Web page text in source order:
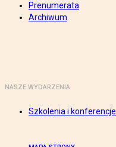
Prenumerata
Archiwum
NASZE WYDARZENIA
Szkolenia i konferencje